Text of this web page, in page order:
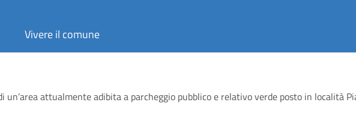
Vivere il comune
attualmente adibita a parcheggio pubblico e relativo verde posto in località